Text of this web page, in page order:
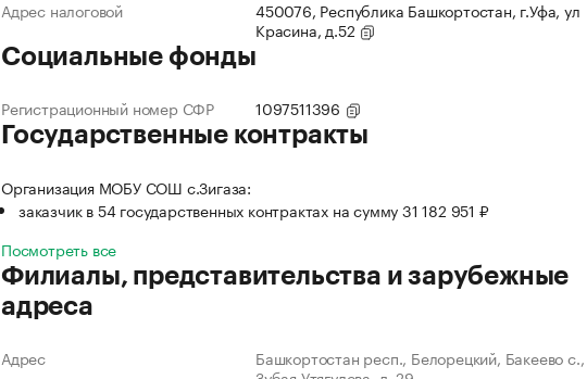
Адрес налоговой
450076, Республика Башкортостан, г.Уфа, ул
Красина, д.52
Социальные фонды
Регистрационный номер СФР 1097511396
Государственные контракты
Организация МОБУ СОШ с.Зигаза:
заказчик в 54 государственных контрактах на сумму 31 182 951 ₽
Посмотреть все
Филиалы, представительства и зарубежные
адреса
Адрес
Башкортостан респ., Белорецкий, Бакеево